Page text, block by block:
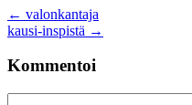
Artikkelien
selaus
← valonkantaja
kausi-inspistä →
Kommentoi